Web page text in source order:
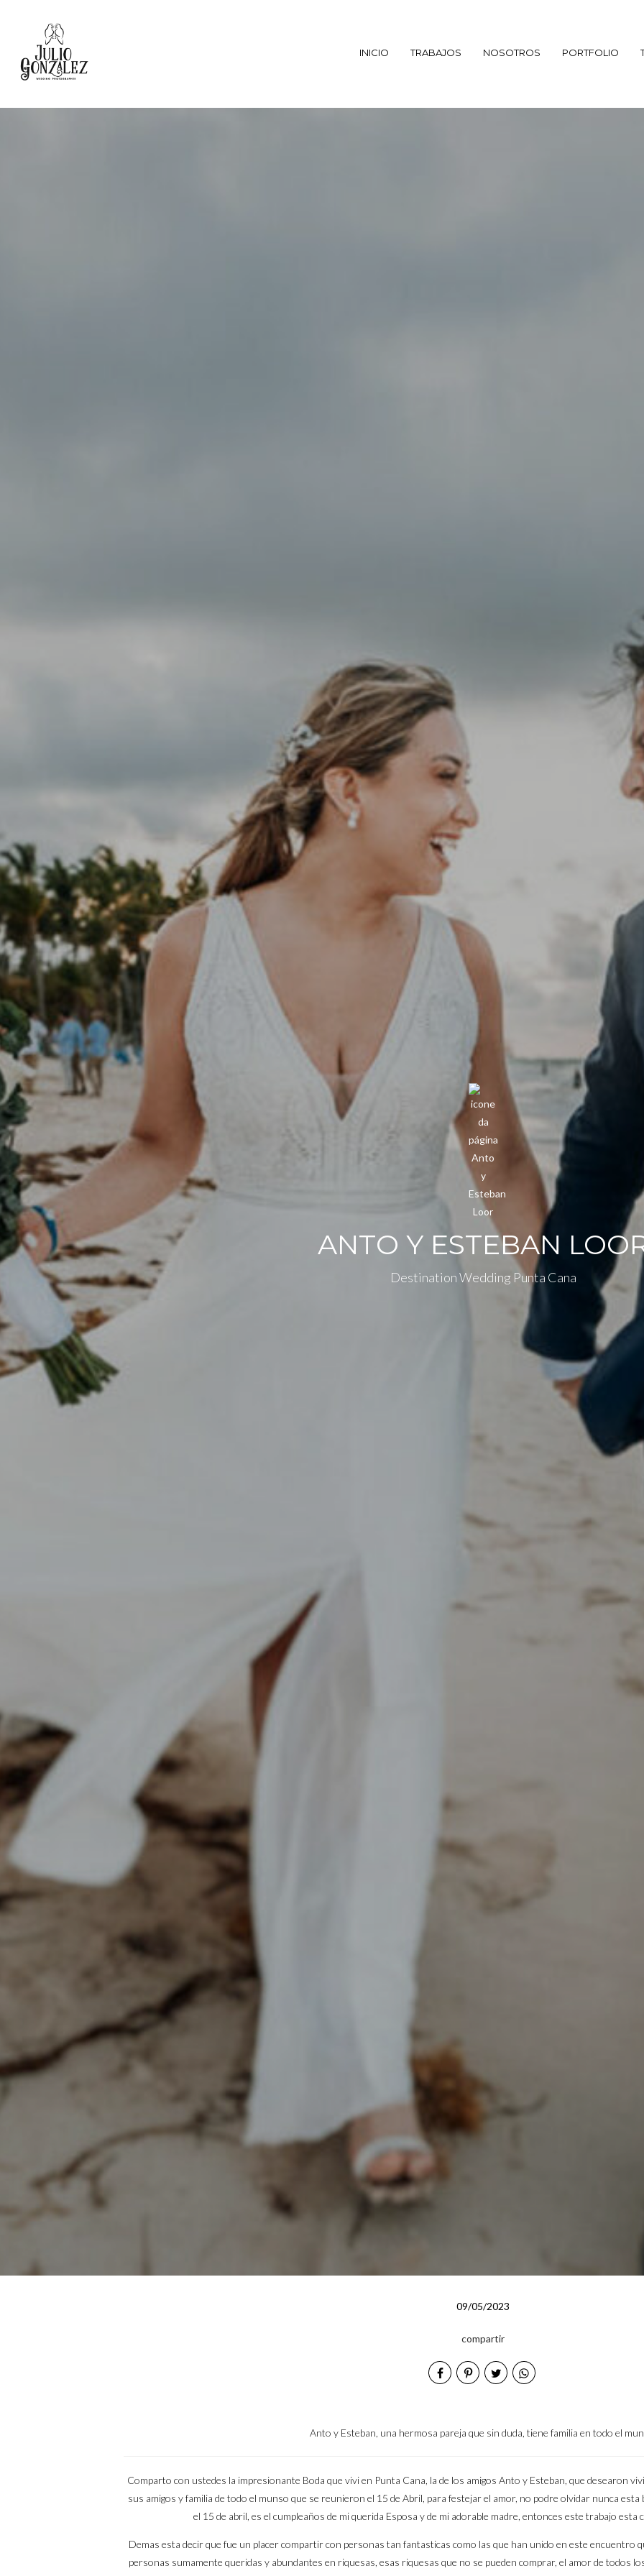
INICIO TRABAJOS NOSOTROS PORTFOLIO
ANTO Y ESTEBAN
Destination Wedding Punta Cana
09/05/2023
compartir
Anto y Esteban, una hermosa pareja que sin duda, tiene familia en todo el
Comparto con ustedes la impresionante Boda que vivi en Punta Cana, la de los amigos Anto y Esteban, que desearon
sus amigos y familia de todo el munso que se reunieron el 15 de Abril, para festejar el amor, no podre olvidar nunca
el 15 de abril, es el cumpleaños de mi querida Esposa y de mi adorable madre, entonces este trabajo esta
Demas esta decir que fue un placer compartir con personas tan fantasticas como las que han unido en este encuentro
personas sumamente queridas y abundantes en riquesas, esas riquesas que no se pueden comprar, el amor de todos